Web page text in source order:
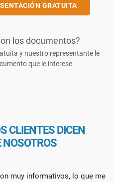
GRATUITA
los documentos?
y nuestro representante le
que le interese.
CLIENTES DICEN
NOSOTROS
muy informativos, lo que me